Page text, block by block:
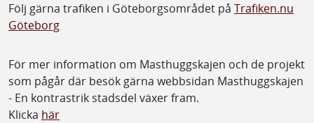
Följ gärna trafiken i Göteborgsområdet på Trafiken.nu
Göteborg
För mer information om Masthuggskajen och de projekt
som pågår där besök gärna webbsidan Masthuggskajen
- En kontrastrik stadsdel växer fram.
Klicka här